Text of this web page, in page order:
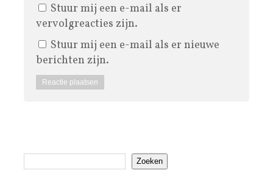
Stuur mij een e-mail als er
vervolgreacties zijn.
Stuur mij een e-mail als er nieuwe
berichten zijn.
Zoeken